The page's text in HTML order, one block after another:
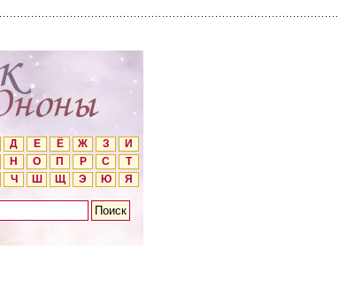
Д Е Ё Ж З
И
Н О П Р С
Т
Ч Ш Щ Э Ю Я